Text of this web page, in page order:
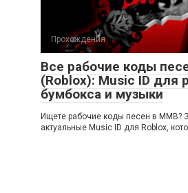
Прохождения
Все рабочие коды
(Roblox): Music ID для
бумбокса и музыки
Ищете рабочие коды песен в ММВ?
актуальные Music ID для Roblox,